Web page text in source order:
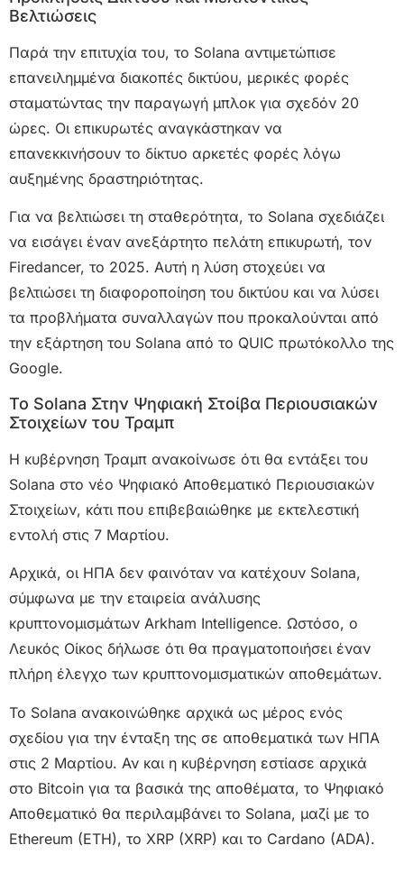
Βελτιώσεις
Παρά την επιτυχία του, το Solana αντιμετώπισε
επανειλημμένα διακοπές δικτύου, μερικές φορές
σταματώντας την παραγωγή μπλοκ για σχεδόν 20
ώρες. Οι επικυρωτές αναγκάστηκαν να
επανεκκινήσουν το δίκτυο αρκετές φορές λόγω
αυξημένης δραστηριότητας.
Για να βελτιώσει τη σταθερότητα, το Solana σχεδιάζει
να εισάγει έναν ανεξάρτητο πελάτη επικυρωτή, τον
Firedancer, το 2025. Αυτή η λύση στοχεύει να
βελτιώσει τη διαφοροποίηση του δικτύου και να λύσει
τα προβλήματα συναλλαγών που προκαλούνται από
την εξάρτηση του Solana από το QUIC πρωτόκολλο της
Google.
Το Solana Στην Ψηφιακή Στοίβα Περιουσιακών
Στοιχείων του Τραμπ
Η κυβέρνηση Τραμπ ανακοίνωσε ότι θα εντάξει του
Solana στο νέο Ψηφιακό Αποθεματικό Περιουσιακών
Στοιχείων, κάτι που επιβεβαιώθηκε με εκτελεστική
εντολή στις 7 Μαρτίου.
Αρχικά, οι ΗΠΑ δεν φαινόταν να κατέχουν Solana,
σύμφωνα με την εταιρεία ανάλυσης
κρυπτονομισμάτων Arkham Intelligence. Ωστόσο, ο
Λευκός Οίκος δήλωσε ότι θα πραγματοποιήσει έναν
πλήρη έλεγχο των κρυπτονομισματικών αποθεμάτων.
Το Solana ανακοινώθηκε αρχικά ως μέρος ενός
σχεδίου για την ένταξη της σε αποθεματικά των ΗΠΑ
στις 2 Μαρτίου. Αν και η κυβέρνηση εστίασε αρχικά
στο Bitcoin για τα βασικά της αποθέματα, το Ψηφιακό
Αποθεματικό θα περιλαμβάνει το Solana, μαζί με το
Ethereum (ETH), το XRP (XRP) και το Cardano (ADA).